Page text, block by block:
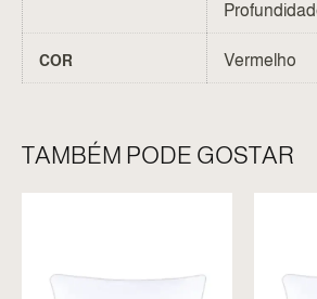
COR Vermelho
TAMBÉM PODE GOSTAR